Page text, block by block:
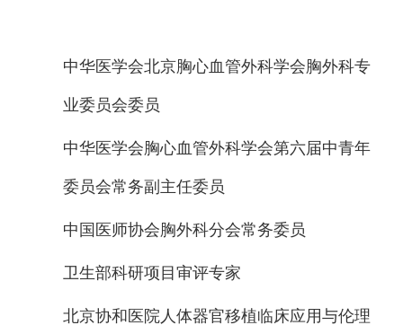
中华医学会北京胸心血管外科学会胸外科专
业委员会委员
中华医学会胸心血管外科学会第六届中青年
委员会常务副主任委员
中国医师协会胸外科分会常务委员
卫生部科研项目审评专家
北京协和医院人体器官移植临床应用与伦理